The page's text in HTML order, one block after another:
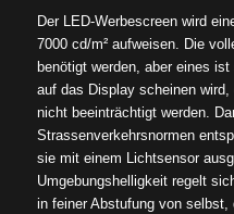
Der LED-Werbescreen wird
7000 cd/m² aufweisen. Die
benötigt werden, aber eines
auf das Display scheinen
nicht beeinträchtigt werden.
Strassenverkehrsnormen
sie mit einem Lichtsensor
Umgebungshelligkeit regelt
in feiner Abstufung von